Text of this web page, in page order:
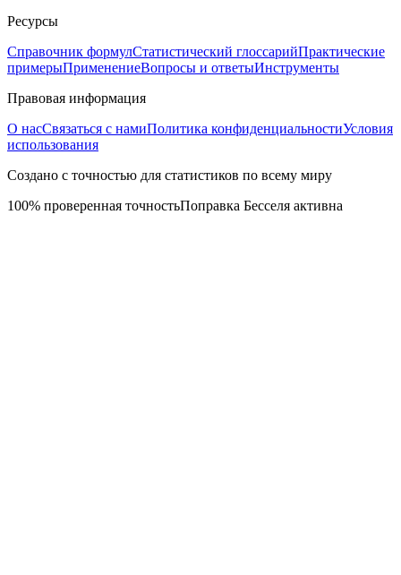
Ресурсы
Справочник формулСтатистический глоссарийПрактические
примерыПрименениеВопросы и ответыИнструменты
Правовая информация
О насСвязаться с намиПолитика конфиденциальностиУсловия
использования
Создано с точностью для статистиков по всему миру
100% проверенная точностьПоправка Бесселя активна